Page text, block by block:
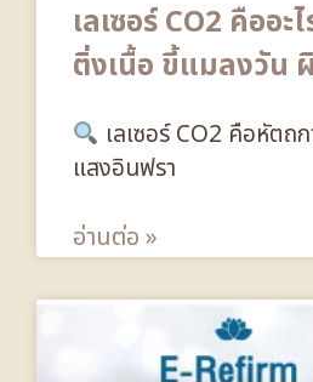
เลเซอร์ CO2 คืออะ
ติ่งเนื้อ ขี้แมลงวัน
เลเซอร์ CO2 คือหัตถ
แสงอินฟรา
อ่านต่อ »